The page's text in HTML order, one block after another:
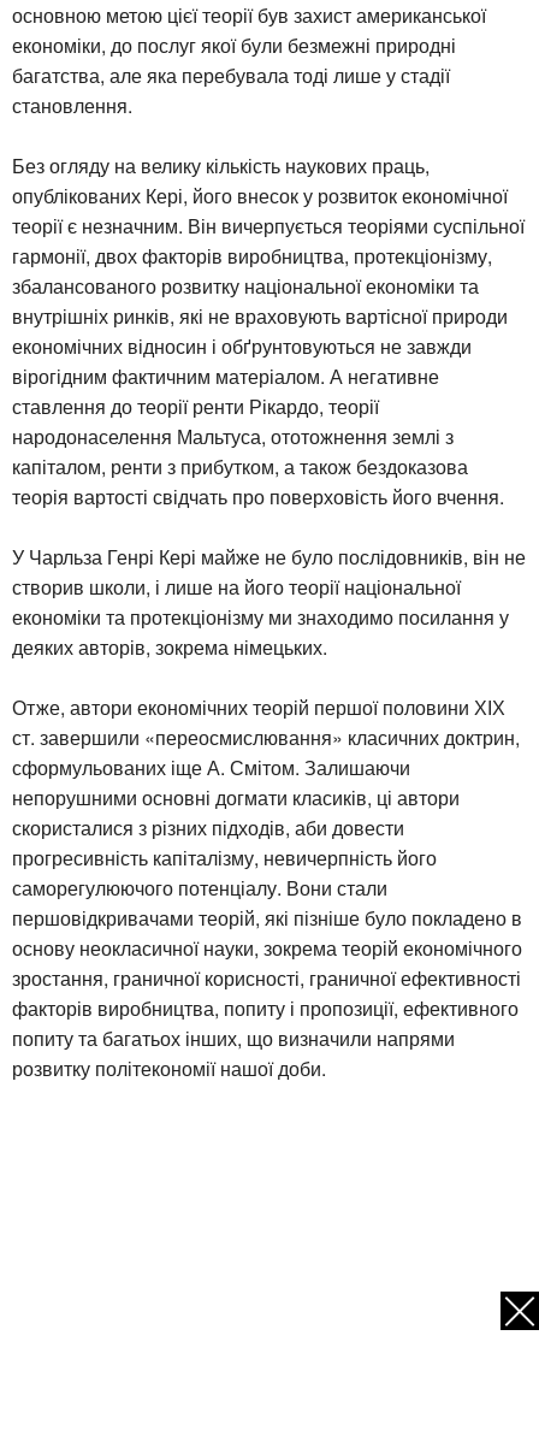
основною метою цієї теорії був захист американської
економіки, до послуг якої були безмежні природні
багатства, але яка перебувала тоді лише у стадії
становлення.
Без огляду на велику кількість наукових праць,
опублікованих Кері, його внесок у розвиток економічної
теорії є незначним. Він вичерпується теоріями суспільної
гармонії, двох факторів виробництва, протекціонізму,
збалансованого розвитку національної економіки та
внутрішніх ринків, які не враховують вартісної природи
економічних відносин і обґрунтовуються не завжди
вірогідним фактичним матеріалом. А негативне
ставлення до теорії ренти Рікардо, теорії
народонаселення Мальтуса, ототожнення землі з
капіталом, ренти з прибутком, а також бездоказова
теорія вартості свідчать про поверховість його вчення.
У Чарльза Генрі Кері майже не було послідовників, він не
створив школи, і лише на його теорії національної
економіки та протекціонізму ми знаходимо посилання у
деяких авторів, зокрема німецьких.
Отже, автори економічних теорій першої половини ХІХ
ст. завершили «переосмислювання» класичних доктрин,
сформульованих іще А. Смітом. Залишаючи
непорушними основні догмати класиків, ці автори
скористалися з різних підходів, аби довести
прогресивність капіталізму, невичерпність його
саморегулюючого потенціалу. Вони стали
першовідкривачами теорій, які пізніше було покладено в
основу неокласичної науки, зокрема теорій економічного
зростання, граничної корисності, граничної ефективності
факторів виробництва, попиту і пропозиції, ефективного
попиту та багатьох інших, що визначили напрями
розвитку політекономії нашої доби.